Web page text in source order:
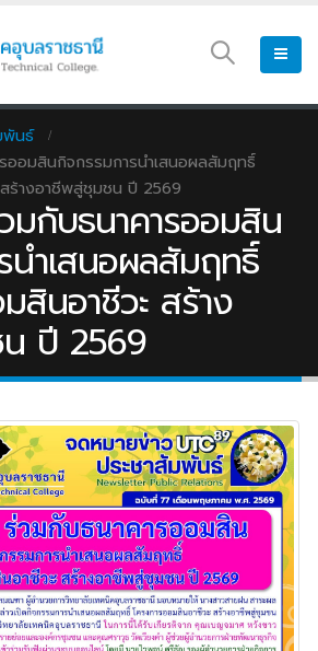
พันธ์
ออมสินกิจกรรมการนำเสนอผลสัมฤทธิ์
ร้างอาชีพสู่ชุมชน ปี 2569
มกับธนาคารออมสิน
นำเสนอผลสัมฤทธิ์
สินอาชีวะ สร้าง
ปี 2569